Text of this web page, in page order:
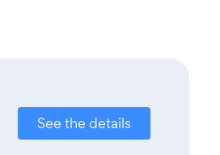
See the details